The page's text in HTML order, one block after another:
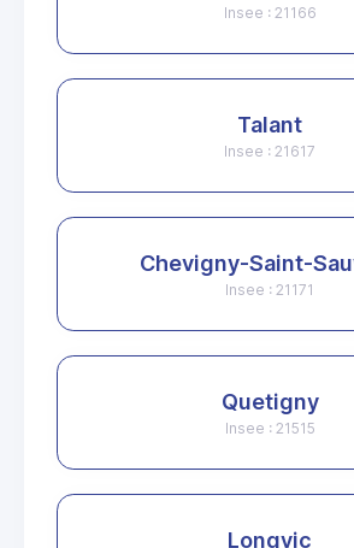
Insee : 21166
Talant
Insee : 21617
Chevigny-Saint-
Insee : 21171
Quetigny
Insee : 21515
Longvic